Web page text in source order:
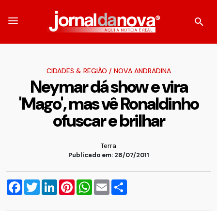
CIDADES & REGIÃO / NOVA ANDRADINA
Neymar dá show e vira
'Mago', mas vê Ronaldinho
ofuscar e brilhar
Terra
Publicado em: 28/07/2011
Facebook
TwitterLinkedInPinterestWhatsApp
Email